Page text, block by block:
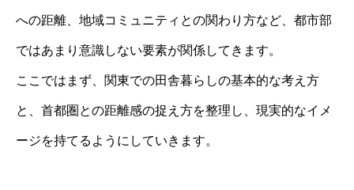
への距離、地域コミュニティとの関わり方など、都市部
ではあまり意識しない要素が関係してきます。
ここではまず、関東での田舎暮らしの基本的な考え方
と、首都圏との距離感の捉え方を整理し、現実的なイメ
ージを持てるようにしていきます。